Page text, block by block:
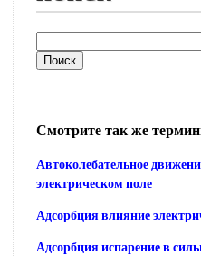
Смотрите так же
Автоколебательное
электрическом поле
Адсорбция влияние
Адсорбция испарение в